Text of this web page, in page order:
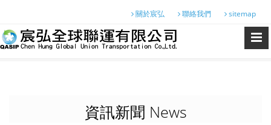
關於宸弘 聯絡我們 sitemap
資訊新聞 News